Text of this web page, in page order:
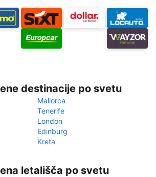
destinacije po svetu
Mallorca
Tenerife
London
Edinburg
Kreta
letališča po svetu